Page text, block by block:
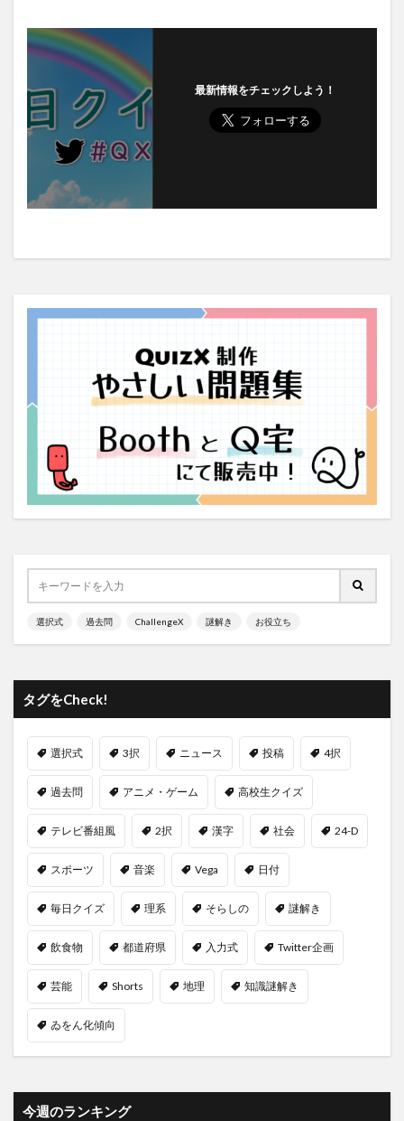
最新情報をチェックしよう！
選択式 過去問 ChallengeX 謎解き お役立ち
タグをCheck!
選択式 3択 ニュース 投稿 4択
過去問 アニメ・ゲーム 高校生クイズ
テレビ番組風 2択 漢字 社会 24-D
スポーツ 音楽 Vega 日付
毎日クイズ 理系 そらしの 謎解き
飲食物 都道府県 入力式 Twitter企画
芸能 Shorts 地理 知識謎解き
ゐをん化傾向
今週のランキング